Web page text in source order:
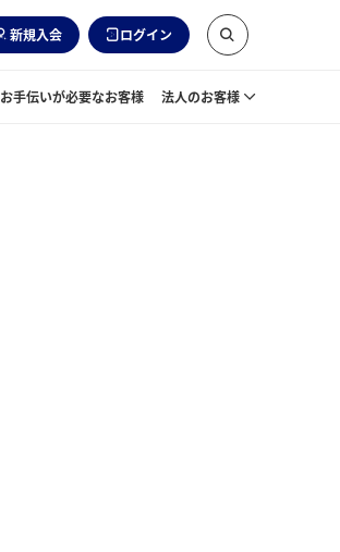
新規入会 ログイン
お手伝いが必要なお客様 法人のお客様